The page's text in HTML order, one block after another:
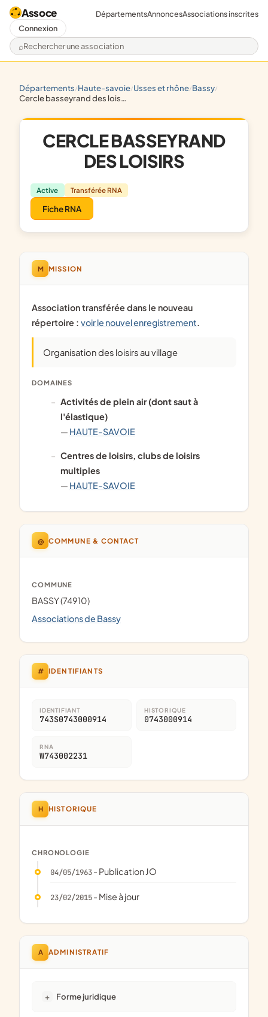
Assoce
Rechercher une association
DépartementsAnnoncesAssociations inscrites
Connexion
départements/ haute-savoie/ usses et rhône/ bassy/
cercle basseyrand des loisirs
CERCLE BASSEYRAND
DES LOISIRS
Active Transférée RNA
Fiche RNA
M MISSION
Association transférée dans le nouveau
répertoire : voir le nouvel enregistrement.
Organisation des loisirs au village
DOMAINES
activités de plein air (dont saut à
l'élastique)
— HAUTE-SAVOIE
centres de loisirs, clubs de loisirs
multiples
— HAUTE-SAVOIE
@ COMMUNE & CONTACT
COMMUNE
BASSY (74910)
Associations de Bassy
# IDENTIFIANTS
IDENTIFIANT
743S0743000914
HISTORIQUE
0743000914
RNA
W743002231
H HISTORIQUE
CHRONOLOGIE
04/05/1963- Publication JO
23/02/2015- Mise à jour
A ADMINISTRATIF
Forme juridique